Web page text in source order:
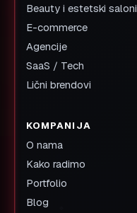
Beauty i estetski saloni
E-commerce
Agencije
SaaS / Tech
Lični brendovi
KOMPANIJA
O nama
Kako radimo
Portfolio
Blog